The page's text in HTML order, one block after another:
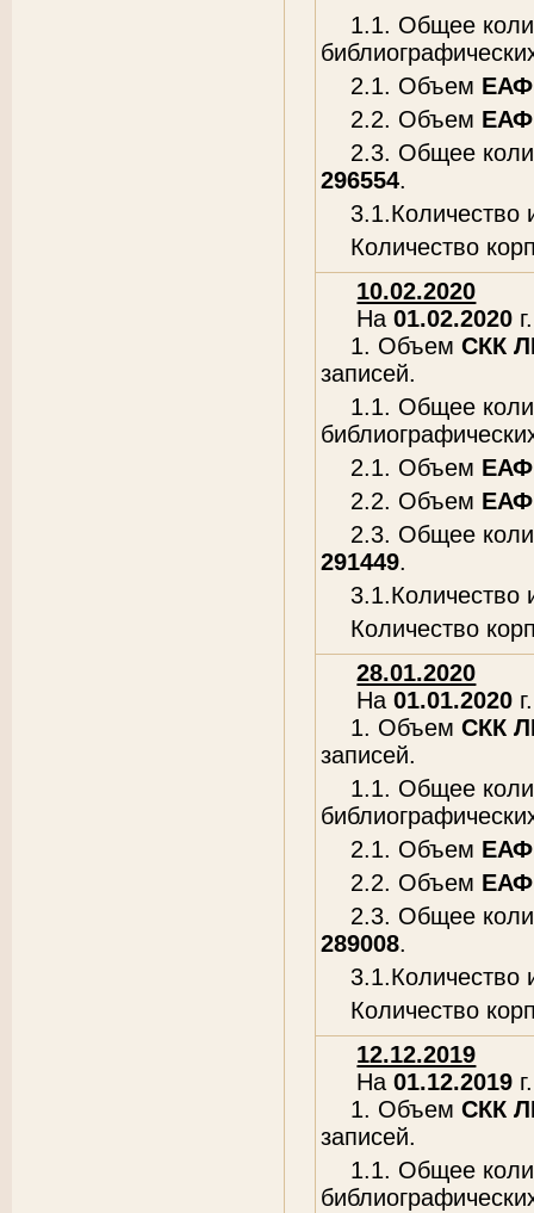
1.1. Общее
2.1. Объем
2.2. Объем
2.3. Общее
296554.
3.1.Количество
Количество
10.02.2020
На01.02.2020 г.
1. ОбъемСКК
записей.
1.1. Общее
2.1. Объем
2.2. Объем
2.3. Общее
291449.
3.1.Количество
Количество
28.01.2020
На01.01.2020 г.
1. ОбъемСКК
записей.
1.1. Общее
2.1. Объем
2.2. Объем
2.3. Общее
289008.
3.1.Количество
Количество
12.12.2019
На01.12.2019 г.
1. ОбъемСКК
записей.
1.1. Общее